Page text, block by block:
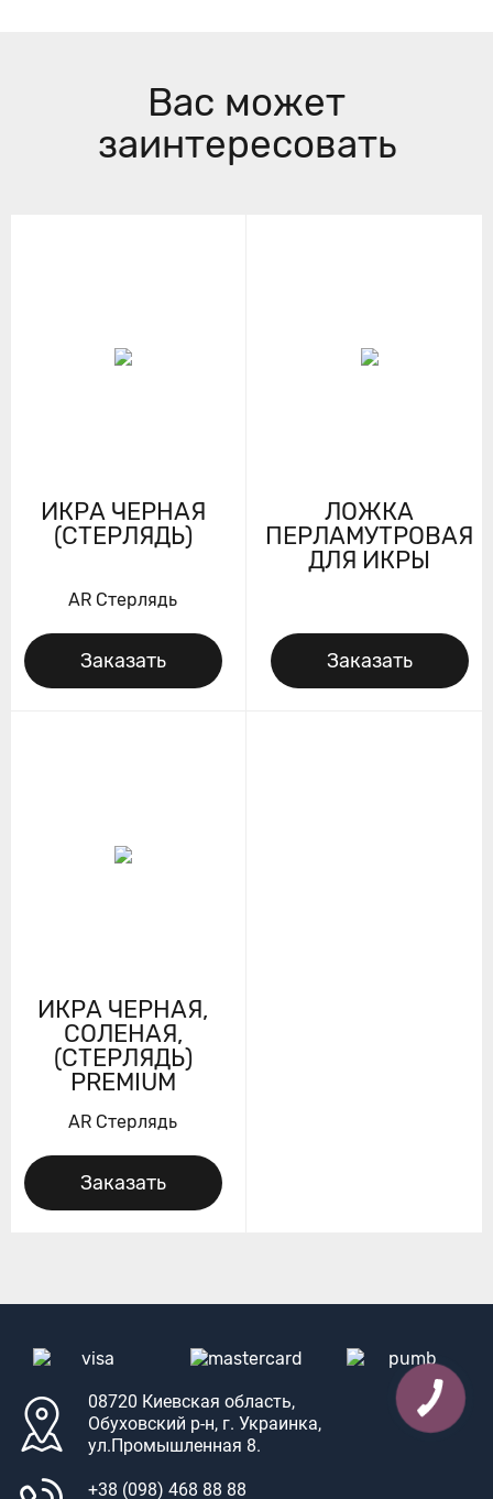
Вас может
заинтересовать
ИКРА ЧЕРНАЯ
(СТЕРЛЯДЬ)
AR Стерлядь
Заказать
ЛОЖКА
ПЕРЛАМУТРОВАЯ
ДЛЯ ИКРЫ
Заказать
ИКРА ЧЕРНАЯ,
СОЛЕНАЯ,
(СТЕРЛЯДЬ)
PREMIUM
AR Стерлядь
Заказать
08720 Киевская область,
Обуховский р-н, г. Украинка,
ул.Промышленная 8.
+38 (098) 468 88 88